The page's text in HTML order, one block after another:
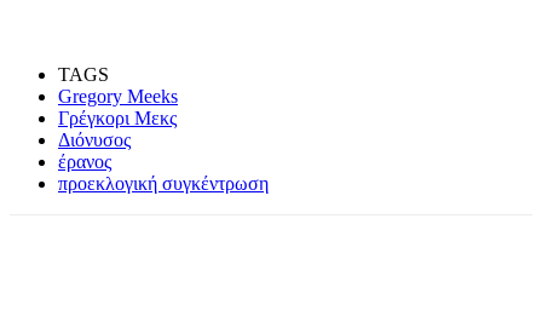
TAGS
Gregory Meeks
Γρέγκορι Μεκς
Διόνυσος
έρανος
προεκλογική συγκέντρωση